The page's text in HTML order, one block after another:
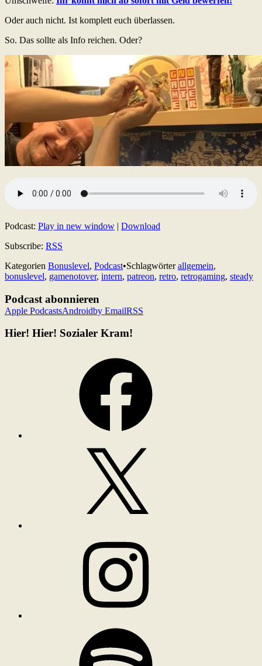
Oder auch nicht. Ist komplett euch überlassen.
So. Das sollte als Info reichen. Oder?
Podcast: Play in new window | Download
Subscribe: RSS
Kategorien Bonuslevel, Podcast•Schlagwörterallgemein,
bonuslevel, gamenotover, intern, patreon, retro, retrogaming, steady
Podcast abonnieren
Apple PodcastsAndroidby EmailRSS
Hier! Hier! Sozialer Kram!